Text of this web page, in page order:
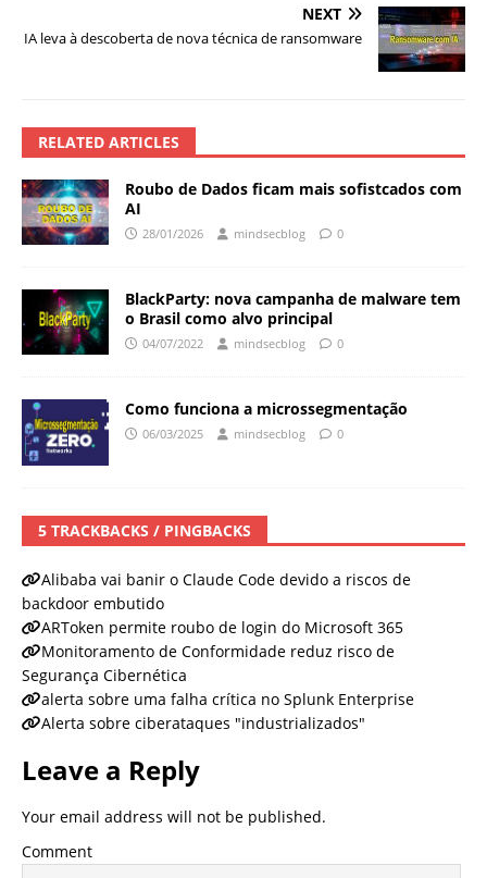
NEXT
IA leva à descoberta de nova técnica de ransomware
RELATED ARTICLES
Roubo de Dados ficam mais sofistcados com
AI
28/01/2026 mindsecblog 0
BlackParty: nova campanha de malware tem
o Brasil como alvo principal
04/07/2022 mindsecblog 0
Como funciona a microssegmentação
06/03/2025 mindsecblog 0
5 TRACKBACKS / PINGBACKS
Alibaba vai banir o Claude Code devido a riscos de
backdoor embutido
ARToken permite roubo de login do Microsoft 365
Monitoramento de Conformidade reduz risco de
Segurança Cibernética
alerta sobre uma falha crítica no Splunk Enterprise
Alerta sobre ciberataques "industrializados"
Leave a Reply
Your email address will not be published.
Comment